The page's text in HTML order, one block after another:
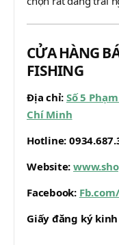
CỬA HÀNG
FISHING
Địa chỉ: Số 5
Chí Minh
Hotline:
Website:
Facebook:
Giấy đăng ký